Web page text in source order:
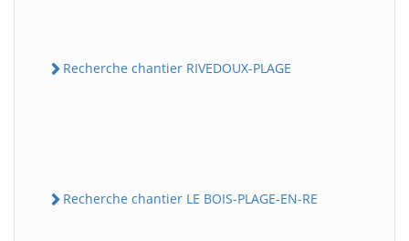
Recherche chantier RIVEDOUX-PLAGE
Recherche chantier LE BOIS-PLAGE-EN-RE